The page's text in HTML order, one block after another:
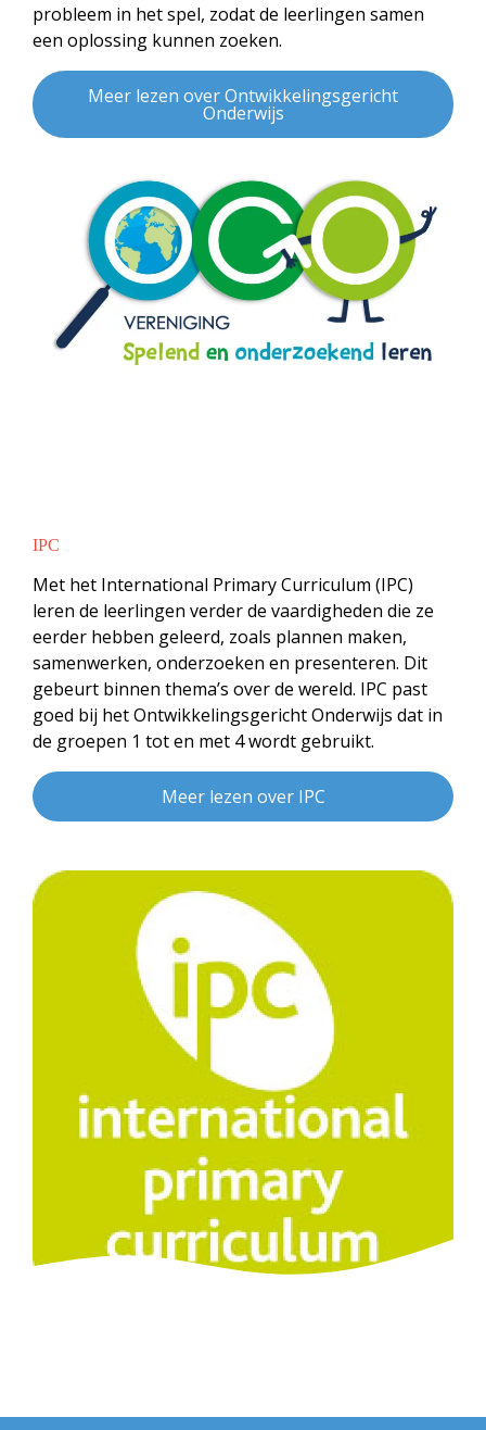
probleem in het spel, zodat de leerlingen samen
een oplossing kunnen zoeken.
Meer lezen over Ontwikkelingsgericht
Onderwijs
IPC
Met het International Primary Curriculum (IPC)
leren de leerlingen verder de vaardigheden die ze
eerder hebben geleerd, zoals plannen maken,
samenwerken, onderzoeken en presenteren. Dit
gebeurt binnen thema’s over de wereld. IPC past
goed bij het Ontwikkelingsgericht Onderwijs dat in
de groepen 1 tot en met 4 wordt gebruikt.
Meer lezen over IPC